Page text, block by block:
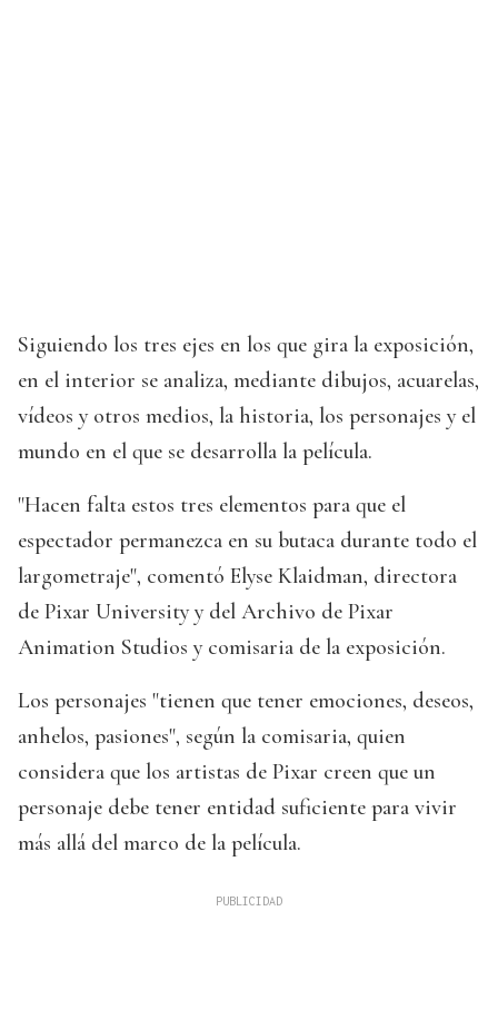
Siguiendo los tres ejes en los que gira la exposición,
en el interior se analiza, mediante dibujos, acuarelas,
vídeos y otros medios, la historia, los personajes y el
mundo en el que se desarrolla la película.
"Hacen falta estos tres elementos para que el
espectador permanezca en su butaca durante todo el
largometraje", comentó Elyse Klaidman, directora
de Pixar University y del Archivo de Pixar
Animation Studios y comisaria de la exposición.
Los personajes "tienen que tener emociones, deseos,
anhelos, pasiones", según la comisaria, quien
considera que los artistas de Pixar creen que un
personaje debe tener entidad suficiente para vivir
más allá del marco de la película.